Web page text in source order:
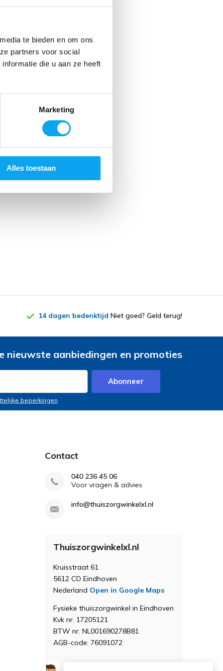
te bieden en om ons
partners voor social
die u aan ze heeft
Marketing
Alles toestaan
14 dagen bedenktijd Niet goed? Geld terug!
nieuwste aanbiedingen en promoties
Abonneer
beperkingen
Contact
040 236 45 06
Voor vragen & advies
info@thuiszorgwinkelxl.nl
Thuiszorgwinkelxl.nl
Kruisstraat 61
5612 CD Eindhoven
Nederland Open in Google Maps
Fysieke thuiszorgwinkel in Eindhoven
Kvk nr. 17205121
BTW nr. NL001690278B81
AGB-code: 76091072